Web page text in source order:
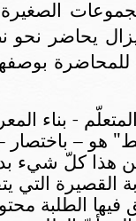
يزال يحاضر
- بناء
هو –
هذا كلّ شيء
القصيرة التي
فيها الطلبة